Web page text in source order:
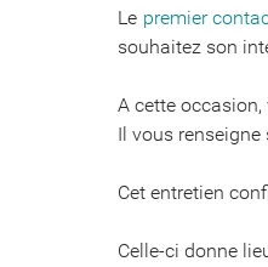
Le premier
souhaitez son
A cette
Il vous
Cet entretien
Celle-ci donne